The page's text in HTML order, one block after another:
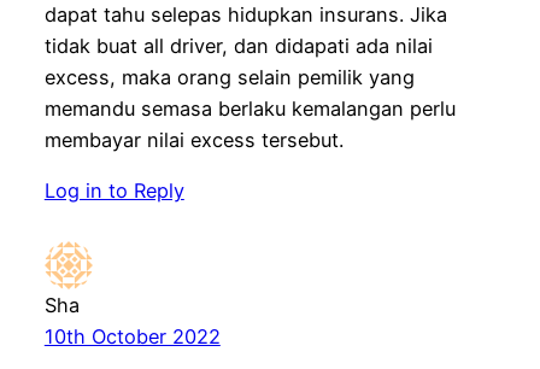
dapat tahu selepas hidupkan insurans. Jika
tidak buat all driver, dan didapati ada nilai
excess, maka orang selain pemilik yang
memandu semasa berlaku kemalangan perlu
membayar nilai excess tersebut.
Log in to Reply
Sha
10th October 2022